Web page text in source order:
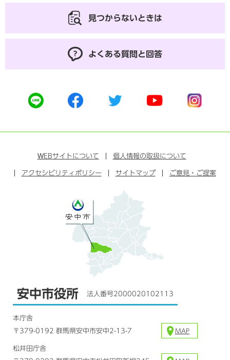
見つからないときは
よくある質問と回答
公
式
イ
公
式
ェ
ス
ッ
公
式
イ
タ
公
ー
ュ
ブ
公
式
ン
ラ
WEBサイトについて 個人情報の取扱について
アクセシビリティポリシー サイトマップ ご意見・ご提案
安中市役所 法人番号2000020102113
本庁舎
〒379-0192 群馬県安中市安中2-13-7
MAP
松井田庁舎